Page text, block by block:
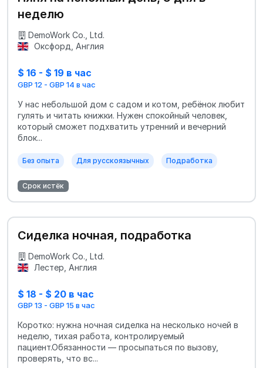
неделю
DemoWork Co., Ltd.
Оксфорд, Англия
$ 16 - $ 19 в час
GBP 12 - GBP 14 в час
У нас небольшой дом с садом и котом, ребёнок любит
гулять и читать книжки. Нужен спокойный человек,
который сможет подхватить утренний и вечерний
блок...
Без опыта Для русскоязычных Подработка
Срок истёк
Сиделка ночная, подработка
DemoWork Co., Ltd.
Лестер, Англия
$ 18 - $ 20 в час
GBP 13 - GBP 15 в час
Коротко: нужна ночная сиделка на несколько ночей в
неделю, тихая работа, контролируемый
пациент.Обязанности — просыпаться по вызову,
проверять, что вс...